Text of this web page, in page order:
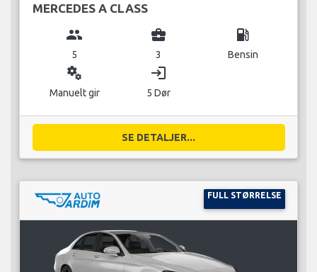
MERCEDES A CLASS
group
5
business_center
3
local_gas_station
Bensin
miscellaneous_services
Manuelt gir
login
5 Dør
SE DETALJER...
FULL STØRRELSE